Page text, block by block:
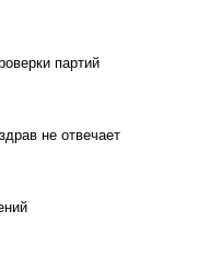
партий
не отвечает